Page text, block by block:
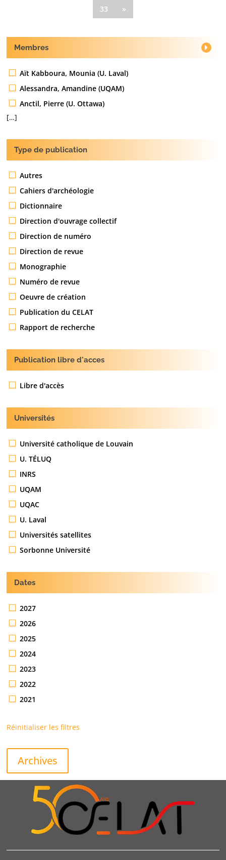
33 »
Membres
Aït Kabboura, Mounia (U. Laval)
Alessandra, Amandine (UQAM)
Anctil, Pierre (U. Ottawa)
[…]
Type de publication
Autres
Cahiers d'archéologie
Dictionnaire
Direction d'ouvrage collectif
Direction de numéro
Direction de revue
Monographie
Numéro de revue
Oeuvre de création
Publication du CELAT
Rapport de recherche
Publication libre d'acces
Libre d'accès
Universités
Université catholique de Louvain
U. TÉLUQ
INRS
UQAM
UQAC
U. Laval
Universités satellites
Sorbonne Université
Dates
2027
2026
2025
2024
2023
2022
2021
Réinitialiser les filtres
Archives